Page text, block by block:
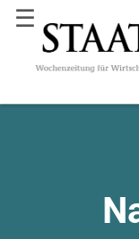
☰